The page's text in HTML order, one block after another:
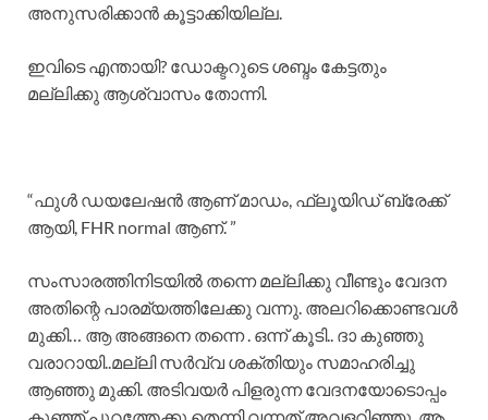
അനുസരിക്കാൻ കൂട്ടാക്കിയില്ല.
ഇവിടെ എന്തായി? ഡോക്ടറുടെ ശബ്ദം കേട്ടതും
മല്ലിക്കു ആശ്വാസം തോന്നി.
“ഫുൾ ഡയലേഷൻ ആണ് മാഡം, ഫ്ലൂയിഡ് ബ്രേക്ക്‌
ആയി, FHR normal ആണ്. ”
സംസാരത്തിനിടയിൽ തന്നെ മല്ലിക്കു വീണ്ടും വേദന
അതിന്റെ പാരമ്യത്തിലേക്കു വന്നു. അലറിക്കൊണ്ടവൾ
മുക്കി… ആ അങ്ങനെ തന്നെ . ഒന്ന് കൂടി.. ദാ കുഞ്ഞു
വരാറായി..മല്ലി സർവ്വ ശക്തിയും സമാഹരിച്ചു
ആഞ്ഞു മുക്കി. അടിവയർ പിളരുന്ന വേദനയോടൊപ്പം